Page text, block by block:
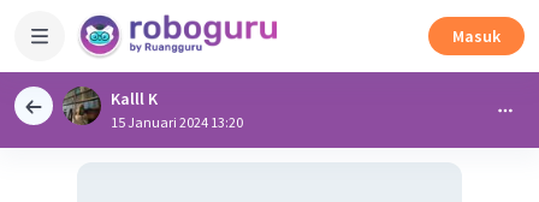
Masuk
Kalll K
15 Januari 2024 13:20